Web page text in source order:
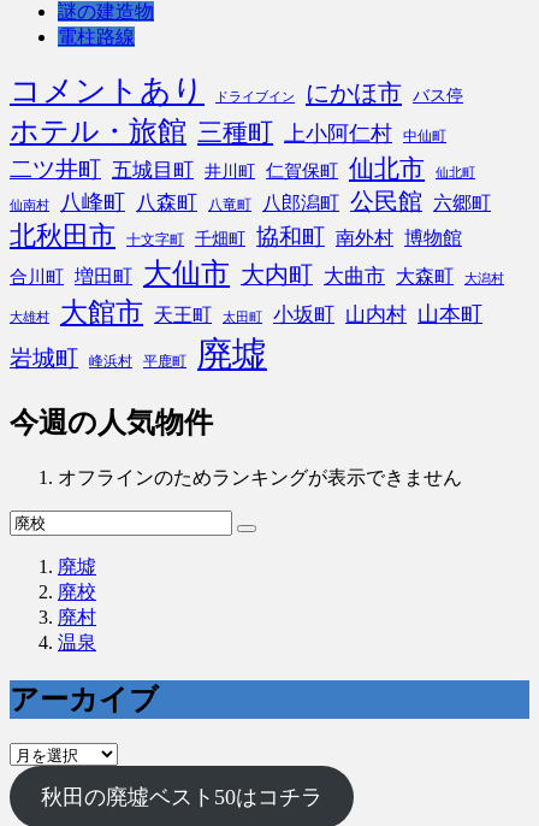
謎の建造物
電柱路線
コメントあり ドライブイン にかほ市 バス停
ホテル・旅館 三種町 上小阿仁村 中仙町
二ツ井町 五城目町 井川町 仁賀保町 仙北市 仙北町
仙南村 八峰町 八森町 八竜町 八郎潟町 公民館 六郷町
北秋田市 十文字町 千畑町 協和町 南外村 博物館
合川町 増田町 大仙市 大内町 大曲市 大森町 大潟村
大雄村 大館市 天王町 太田町 小坂町 山内村 山本町
岩城町 峰浜村 平鹿町 廃墟
今週の人気物件
オフラインのためランキングが表示できません
廃墟
廃校
廃村
温泉
アーカイブ
ア
ー
カ
秋田の廃墟ベスト50はコチラ